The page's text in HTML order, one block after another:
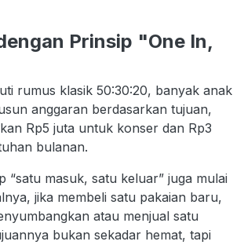
Prinsip "One In,
rumus klasik 50:30:20, banyak anak
anggaran berdasarkan tujuan,
Rp5 juta untuk konser dan Rp3
bulanan.
“satu masuk, satu keluar” juga mulai
jika membeli satu pakaian baru,
atau menjual satu
bukan sekadar hemat, tapi